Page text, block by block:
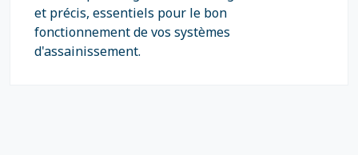
et précis, essentiels pour le bon
fonctionnement de vos systèmes
d'assainissement.